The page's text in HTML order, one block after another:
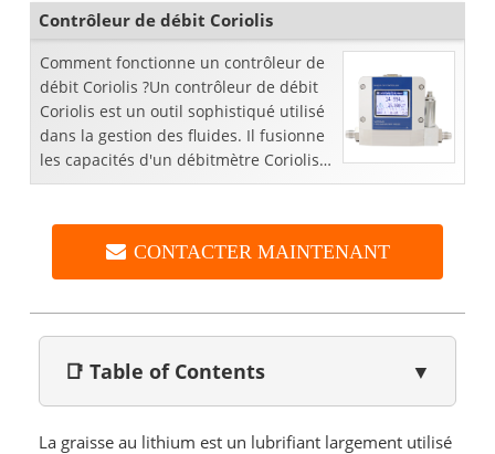
Contrôleur de débit Coriolis
Comment fonctionne un contrôleur de
débit Coriolis ?Un contrôleur de débit
Coriolis est un outil sophistiqué utilisé
dans la gestion des fluides. Il fusionne
les capacités d'un débitmètre Coriolis
avec celles d'une vanne de régulation...
CONTACTER MAINTENANT
📑 Table of Contents ▼
La graisse au lithium est un lubrifiant largement utilisé